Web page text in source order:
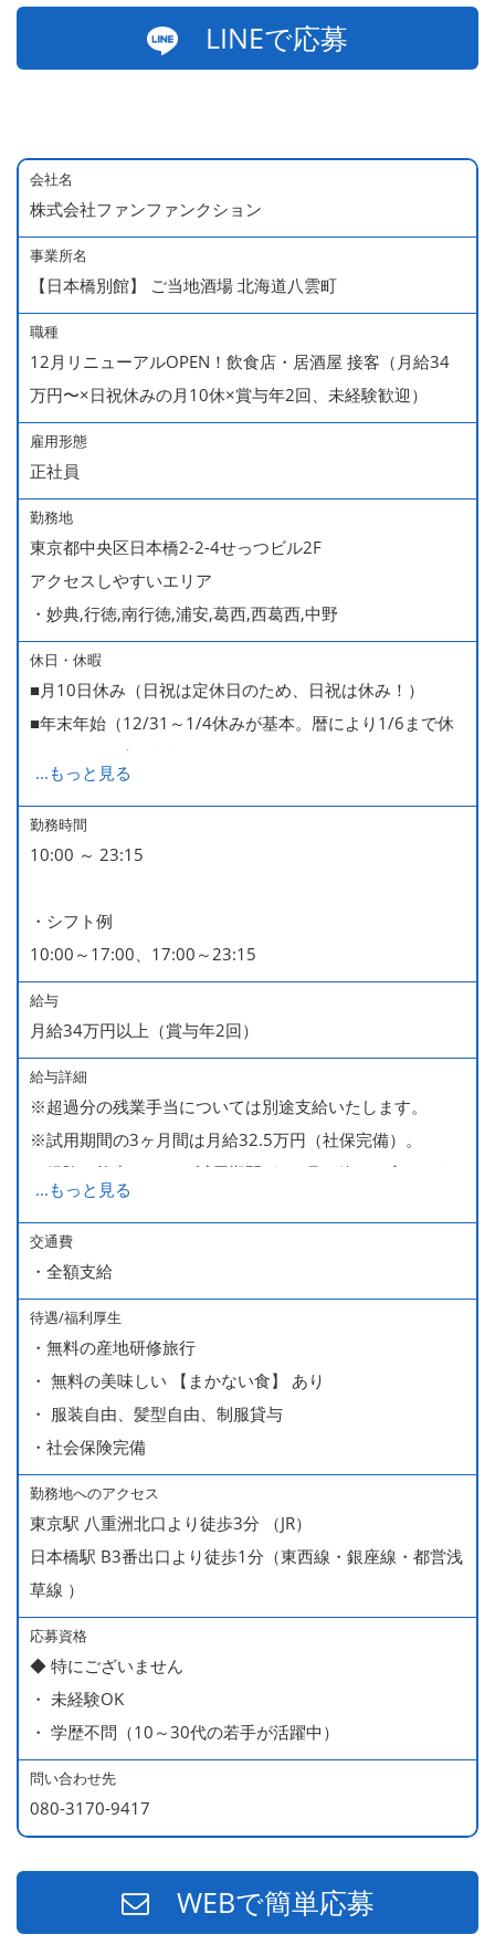
LINEで応募
会社名
株式会社ファンファンクション
事業所名
【日本橋別館】 ご当地酒場 北海道八雲町
職種
12月リニューアルOPEN！飲食店・居酒屋 接客（月給34
万円〜×日祝休みの月10休×賞与年2回、未経験歓迎）
雇用形態
正社員
勤務地
東京都中央区日本橋2-2-4せっつビル2F
アクセスしやすいエリア
・妙典,行徳,南行徳,浦安,葛西,西葛西,中野
休日・休暇
■月10日休み（日祝は定休日のため、日祝は休み！）
■年末年始（12/31～1/4休みが基本。暦により1/6まで休
みなどもございます）
■GW・お盆（暦通り）
■有給休暇
■慶弔休暇
率100％ ＊2023～2025年実績）
...もっと見る
勤務時間
10:00 ～ 23:15
・シフト例
10:00～17:00、17:00～23:15
給与
月給34万円以上（賞与年2回）
給与詳細
※超過分の残業手当については別途支給いたします。
※試用期間の3ヶ月間は月給32.5万円（社保完備）。
経験・能力により、試用期間が1ヶ月で終わる方もいま
す。
※上記月給には、一律支給のみなし残業手当（月65時間
分・10万円）を含んでいます。
■ 昇給（随時）
■ 賞与 年２回（夏・秋）約１ヶ月分
■ インセンティブ制度（月額約4万円～20万円）
＊店長・料理長候補・統括店長・統括料理長候補の場合
＜給与モデル＞
450万円／社員（20代・入社1年目・入籍予定のパートナ
ー持ち）
490万円／店長代理（20代・入社2年目・入社後に結婚。
ラブラブな新婚さん）
540万円／店長（20代・入社3年目・ 育休取得して、更に
やる気MAXの2児のお父さん）
670万円／統括店長（30代・入社7年目・中学生の長男筆
頭に3人の子供を持つ一家の大黒柱）
...もっと見る
交通費
・全額支給
待遇/福利厚生
・無料の産地研修旅行
・ 無料の美味しい 【まかない食】 あり
・ 服装自由、髪型自由、制服貸与
・社会保険完備
勤務地へのアクセス
東京駅 八重洲北口より徒歩3分 （JR）
日本橋駅 B3番出口より徒歩1分（東西線・銀座線・都営浅
草線 ）
応募資格
◆ 特にございません
・ 未経験OK
・ 学歴不問（10～30代の若手が活躍中）
問い合わせ先
080-3170-9417
WEBで簡単応募